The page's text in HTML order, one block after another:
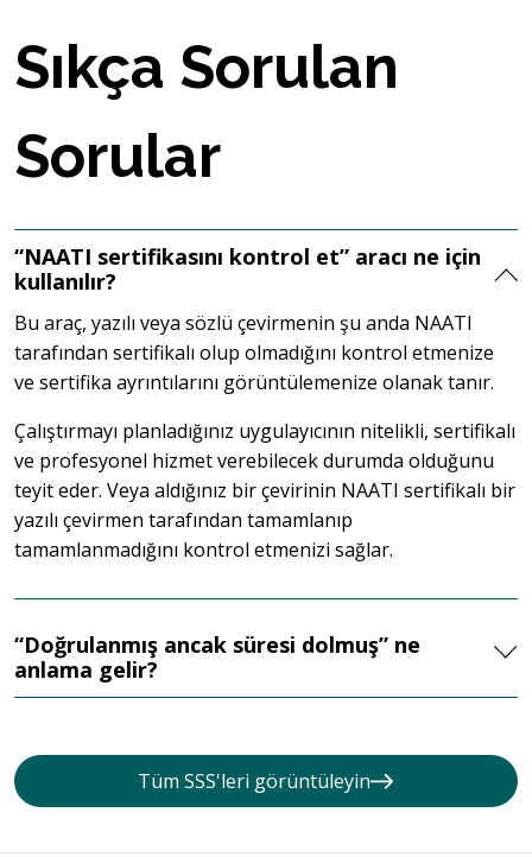
Sıkça Sorulan
Sorular
“NAATI sertifikasını kontrol et” aracı ne için
kullanılır?
Bu araç, yazılı veya sözlü çevirmenin şu anda NAATI
tarafından sertifikalı olup olmadığını kontrol etmenize
ve sertifika ayrıntılarını görüntülemenize olanak tanır.
Çalıştırmayı planladığınız uygulayıcının nitelikli, sertifikalı
ve profesyonel hizmet verebilecek durumda olduğunu
teyit eder. Veya aldığınız bir çevirinin NAATI sertifikalı bir
yazılı çevirmen tarafından tamamlanıp
tamamlanmadığını kontrol etmenizi sağlar.
“Doğrulanmış ancak süresi dolmuş” ne
anlama gelir?
Tüm SSS'leri görüntüleyin